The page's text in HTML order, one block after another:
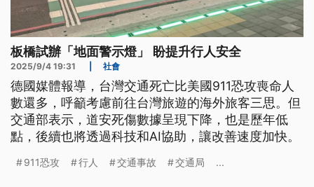
板橋試辦「地面警示燈」 盼提升行人安全
2025/9/4 19:31 社會
德國媒體報導，台灣交通死亡比美國911恐攻喪命人
數還多，呼籲考慮前往台灣旅遊的海外旅客三思。但
交通部表示，道安死傷數據呈現下降，也是歷年低
點，後續也將透過科技和AI協助，讓改善速度加快。
911恐攻 行人 交通事故 交通局 ...